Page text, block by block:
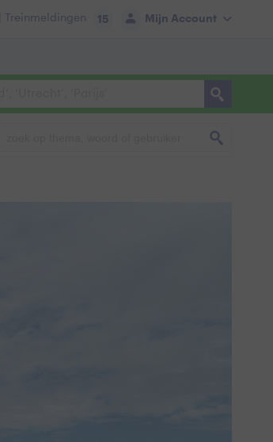
Mijn Account
| Treinmeldingen 15